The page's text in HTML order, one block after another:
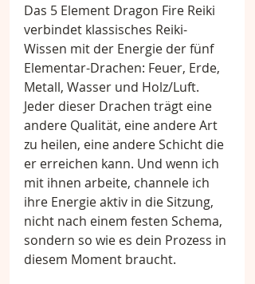
Das 5 Element Dragon Fire Reiki
verbindet klassisches Reiki-
Wissen mit der Energie der fünf
Elementar-Drachen: Feuer, Erde,
Metall, Wasser und Holz/Luft.
Jeder dieser Drachen trägt eine
andere Qualität, eine andere Art
zu heilen, eine andere Schicht die
er erreichen kann. Und wenn ich
mit ihnen arbeite, channele ich
ihre Energie aktiv in die Sitzung,
nicht nach einem festen Schema,
sondern so wie es dein Prozess in
diesem Moment braucht.